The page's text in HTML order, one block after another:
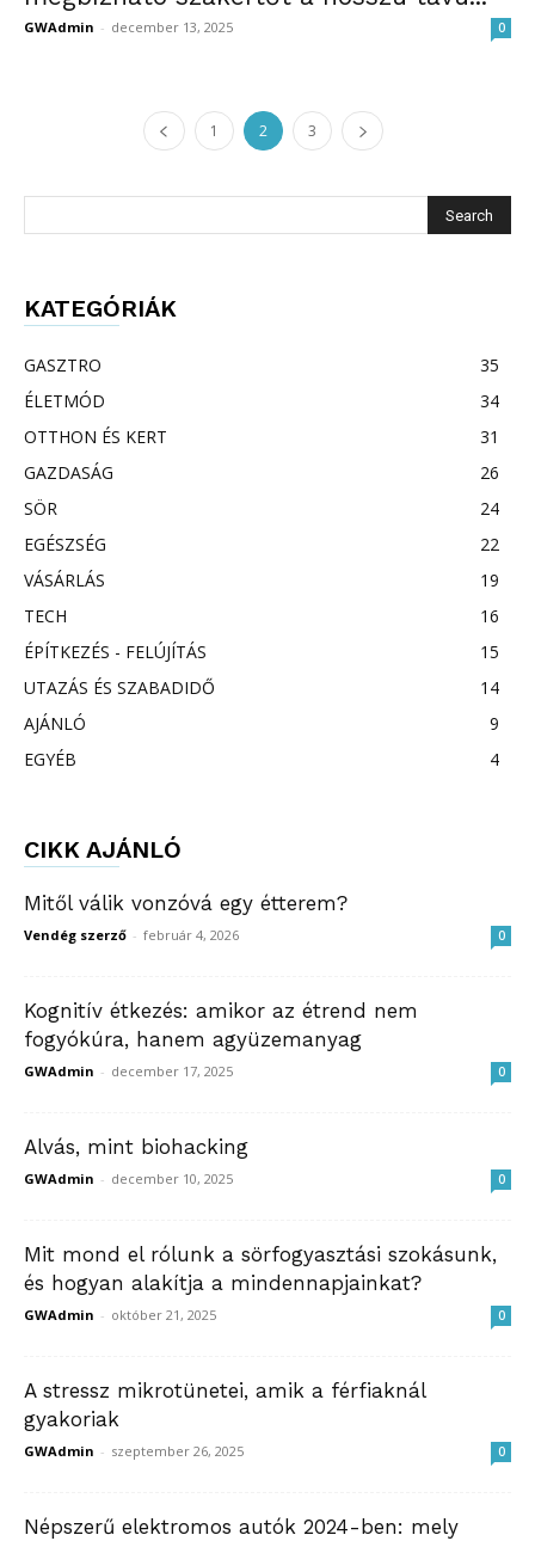
GWAdmin - december 13, 2025 0
1 2 3
KATEGÓRIÁK
GASZTRO
35
ÉLETMÓD
34
OTTHON ÉS KERT
31
GAZDASÁG
26
SÖR
24
EGÉSZSÉG
22
VÁSÁRLÁS
19
TECH
16
ÉPÍTKEZÉS - FELÚJÍTÁS
15
UTAZÁS ÉS SZABADIDŐ
14
AJÁNLÓ
9
EGYÉB
4
CIKK AJÁNLÓ
Mitől válik vonzóvá egy étterem?
Vendég szerző - február 4, 2026 0
Kognitív étkezés: amikor az étrend nem
fogyókúra, hanem agyüzemanyag
GWAdmin - december 17, 2025 0
Alvás, mint biohacking
GWAdmin - december 10, 2025 0
Mit mond el rólunk a sörfogyasztási szokásunk,
és hogyan alakítja a mindennapjainkat?
GWAdmin - október 21, 2025 0
A stressz mikrotünetei, amik a férfiaknál
gyakoriak
GWAdmin - szeptember 26, 2025 0
Népszerű elektromos autók 2024-ben: mely